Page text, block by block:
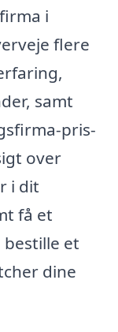
i
flere
samt
pris-
over
i dit
få et
et
dine